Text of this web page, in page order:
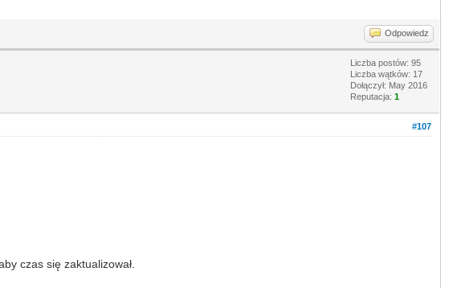
Odpowiedz
Liczba postów: 95
Liczba wątków: 17
Dołączył: May 2016
Reputacja: 1
#107
czas się zaktualizował.